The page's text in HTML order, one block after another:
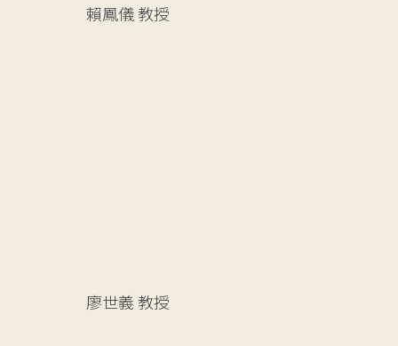
賴鳳儀教授
廖世義教授